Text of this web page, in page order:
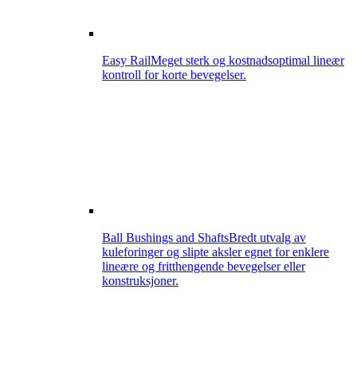
Easy RailMeget sterk og kostnadsoptimal lineær
kontroll for korte bevegelser.
Ball Bushings and ShaftsBredt utvalg av
kuleforinger og slipte aksler egnet for enklere
lineære og fritthengende bevegelser eller
konstruksjoner.